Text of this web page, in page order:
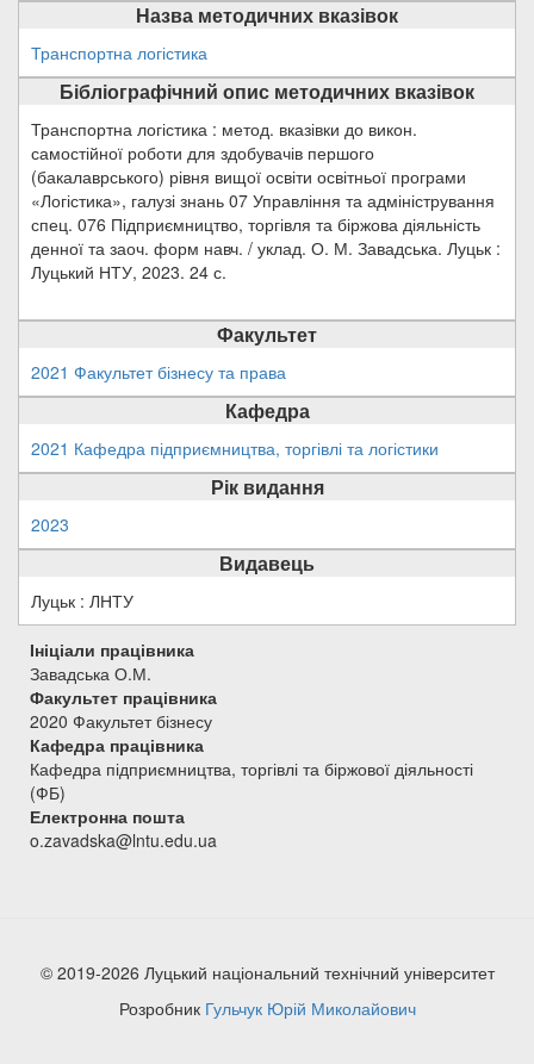
Назва методичних вказівок
Транспортна логістика
Бібліографічний опис методичних вказівок
Транспортна логістика : метод. вказівки до викон.
самостійної роботи для здобувачів першого
(бакалаврського) рівня вищої освіти освітньої програми
«Логістика», галузі знань 07 Управління та адміністрування
спец. 076 Підприємництво, торгівля та біржова діяльність
денної та заоч. форм навч. / уклад. О. М. Завадська. Луцьк :
Луцький НТУ, 2023. 24 с.
Факультет
2021 Факультет бізнесу та права
Кафедра
2021 Кафедра підприємництва, торгівлі та логістики
Рік видання
2023
Видавець
Луцьк : ЛНТУ
Ініціали працівника
Завадська О.М.
Факультет працівника
2020 Факультет бізнесу
Кафедра працівника
Кафедра підприємництва, торгівлі та біржової діяльності
(ФБ)
Електронна пошта
o.zavadska@lntu.edu.ua
© 2019-2026 Луцький національний технічний університет
Розробник Гульчук Юрій Миколайович